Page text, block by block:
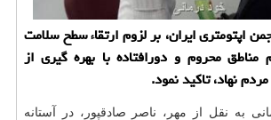
اپتومتری ایران، بر لزوم ارتقاء سطح سلامت
محروم و دورافتاده با بهره گیری از
نهاد، تاكید نمود.
به نقل از مهر، ناصر صادقپور، در آستانه